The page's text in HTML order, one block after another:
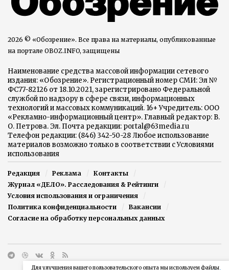
2026 © «Обозрение». Все права на материалы, опубликованные
на портале OBOZ.INFO, защищены
Наименование средства массовой информации сетевого
издания: «Обозрение». Регистрационный номер СМИ: Эл №
ФС77-82126 от 18.10.2021, зарегистрировано Федеральной
службой по надзору в сфере связи, информационных
технологий и массовых коммуникаций. 16+ Учредитель: ООО
«Рекламно-информационный центр». Главный редактор: В.
О. Петрова. Эл. Почта редакции: portal@63media.ru
Телефон редакции: (846) 342-50-28 Любое использование
материалов возможно только в соответствии с Условиями
использования
Редакция Реклама
Контакты
Журнал «ДЕЛО». Расследования & Рейтинги
Условия использования и ограничения
Политика конфиденциальности
Вакансии
Согласие на обработку персональных данных
Для улучшения вашего пользовательского опыта мы используем файлы